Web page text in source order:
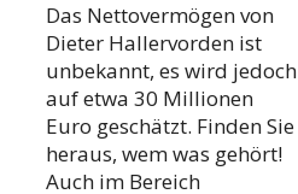
Das Nettovermögen von
Dieter Hallervorden ist
unbekannt, es wird jedoch
auf etwa 30 Millionen
Euro geschätzt. Finden Sie
heraus, wem was gehört!
Auch im Bereich